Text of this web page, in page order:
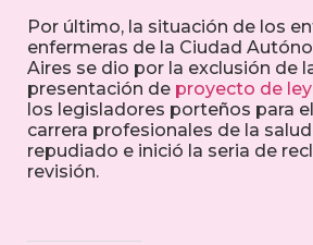
Por último, la situación de los
enfermeras de la Ciudad
Aires se dio por la exclusión de
presentación de proyecto de ley
los legisladores porteños para
carrera profesionales de la
repudiado e inició la seria de
revisión.